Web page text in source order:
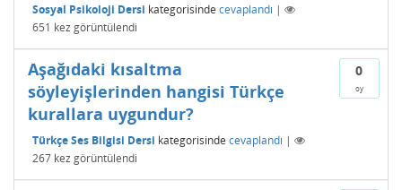
Sosyal Psikoloji Dersi kategorisinde cevaplandı |
651 kez görüntülendi
0
oy
Aşağıdaki kısaltma
söyleyişlerinden hangisi Türkçe
kurallara uygundur?
Türkçe Ses Bilgisi Dersi kategorisinde cevaplandı |
267 kez görüntülendi